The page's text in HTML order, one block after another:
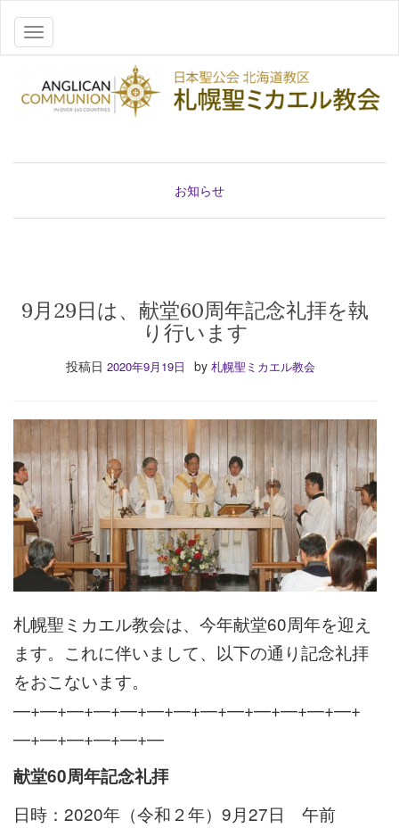
ナビゲーションを切り替え
お知らせ
9月29日は、献堂60周年記念礼拝を執
り行います
投稿日 2020年9月19日 by 札幌聖ミカエル教会
札幌聖ミカエル教会は、今年献堂60周年を迎え
ます。これに伴いまして、以下の通り記念礼拝
をおこないます。
—+—+—+—+—+—+—+—+—+—+—+—+—+
—+—+—+—+—+—
献堂60周年記念礼拝
日時：2020年（令和２年）9月27日 午前